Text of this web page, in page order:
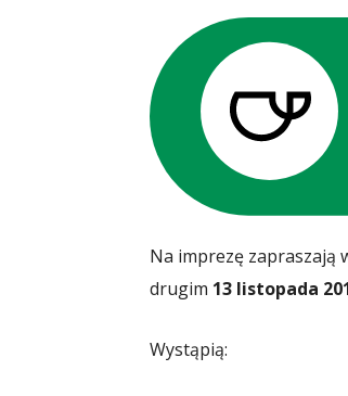
Na imprezę zapraszają
drugim 13 listopada
Wystąpią: